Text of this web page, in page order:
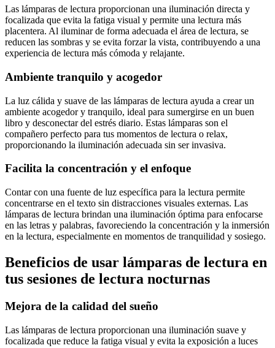
Las lámparas de lectura proporcionan una iluminación directa y
focalizada que evita la fatiga visual y permite una lectura más
placentera. Al iluminar de forma adecuada el área de lectura, se
reducen las sombras y se evita forzar la vista, contribuyendo a una
experiencia de lectura más cómoda y relajante.
Ambiente tranquilo y acogedor
La luz cálida y suave de las lámparas de lectura ayuda a crear un
ambiente acogedor y tranquilo, ideal para sumergirse en un buen
libro y desconectar del estrés diario. Estas lámparas son el
compañero perfecto para tus momentos de lectura o relax,
proporcionando la iluminación adecuada sin ser invasiva.
Facilita la concentración y el enfoque
Contar con una fuente de luz específica para la lectura permite
concentrarse en el texto sin distracciones visuales externas. Las
lámparas de lectura brindan una iluminación óptima para enfocarse
en las letras y palabras, favoreciendo la concentración y la inmersión
en la lectura, especialmente en momentos de tranquilidad y sosiego.
Beneficios de usar lámparas de lectura en
tus sesiones de lectura nocturnas
Mejora de la calidad del sueño
Las lámparas de lectura proporcionan una iluminación suave y
focalizada que reduce la fatiga visual y evita la exposición a luces